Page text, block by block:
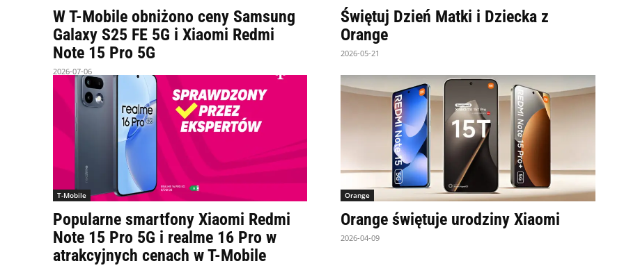
W T-Mobile obniżono ceny Samsung
Galaxy S25 FE 5G i Xiaomi Redmi
Note 15 Pro 5G
2026-07-06
Świętuj Dzień Matki i Dziecka z
Orange
2026-05-21
T-Mobile
Popularne smartfony Xiaomi Redmi
Note 15 Pro 5G i realme 16 Pro w
atrakcyjnych cenach w T-Mobile
Orange
Orange świętuje urodziny Xiaomi
2026-04-09